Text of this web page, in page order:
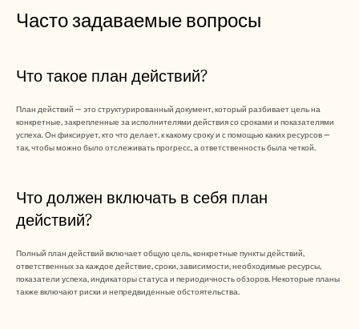
Часто задаваемые вопросы
Что такое план действий?
План действий — это структурированный документ, который разбивает цель на
конкретные, закрепленные за исполнителями действия со сроками и показателями
успеха. Он фиксирует, кто что делает, к какому сроку и с помощью каких ресурсов —
так, чтобы можно было отслеживать прогресс, а ответственность была четкой.
Что должен включать в себя план
действий?
Полный план действий включает общую цель, конкретные пункты действий,
ответственных за каждое действие, сроки, зависимости, необходимые ресурсы,
показатели успеха, индикаторы статуса и периодичность обзоров. Некоторые планы
также включают риски и непредвиденные обстоятельства.